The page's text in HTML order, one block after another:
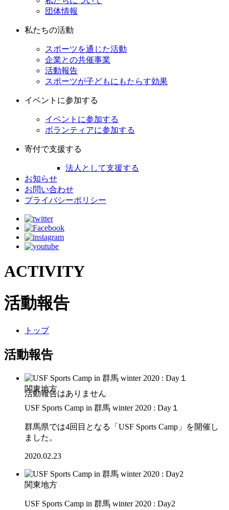
団体情報
私たちの活動
スポーツを通じた活動
企業との共催事業
活動報告
スポーツが子どもにもたらす効果
イベントに参加する
イベントに参加する
ボランティアに参加する
寄付で支援する
法人として支援する
お知らせ
お問い合わせ
プライバシーポリシー
ACTIVITY
活動報告
トップ
活動報告
関東地方
USF Sports Camp in 群馬 winter 2020 : Day１
群馬県では4回目となる「USF Sports Camp」を開催し
ました。
2020.02.23
関東地方
USF Sports Camp in 群馬 winter 2020 : Day2